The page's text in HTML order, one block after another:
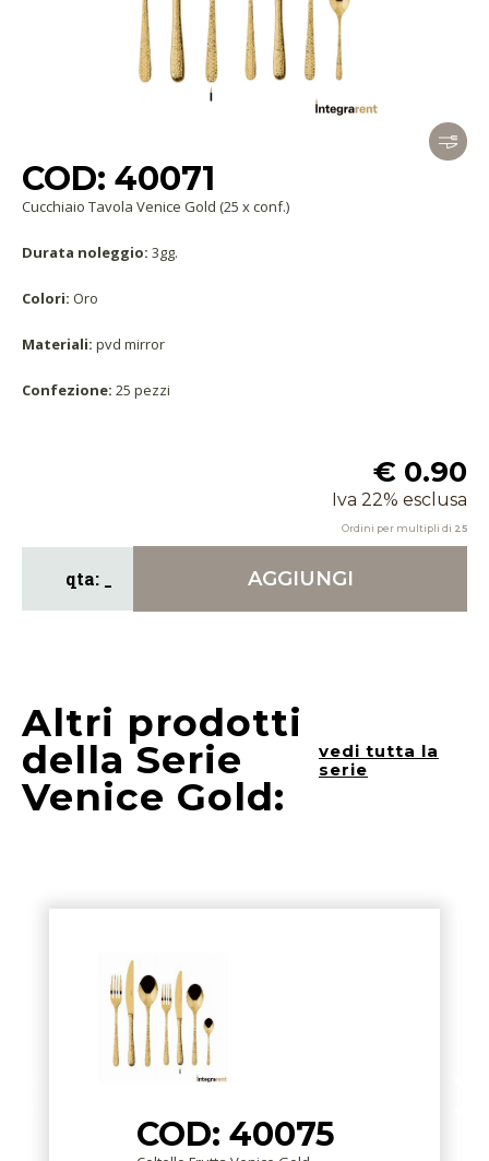
COD: 40071
Cucchiaio Tavola Venice Gold (25 x conf.)
Durata noleggio: 3gg.
Colori: Oro
Materiali: pvd mirror
Confezione: 25 pezzi
€ 0.90
Iva 22% esclusa
Ordini per multipli di 25
AGGIUNGI
Altri prodotti
della Serie
Venice Gold:
vedi tutta la
serie
COD: 40075